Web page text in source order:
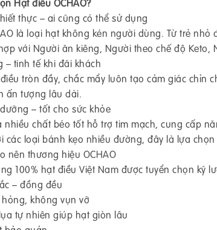
thực – ai cũng có thể sử dụng
là loại hạt không kén người dùng. Từ trẻ
với Người ăn kiêng, Người theo chế độ
– tinh tế khi đãi khách
tròn đầy, chắc mẩy luôn tạo cảm giác chỉn
ấn tượng lâu dài.
– tốt cho sức khỏe
nhiều chất béo tốt hỗ trợ tim mạch, cung cấp
các loại bánh kẹo nhiều đường, đây là lựa
nên thương hiệu OCHAO
100% hạt điều Việt Nam được tuyển chọn kỹ
– đồng đều
không vụn vỡ
tự nhiên giúp hạt giòn lâu